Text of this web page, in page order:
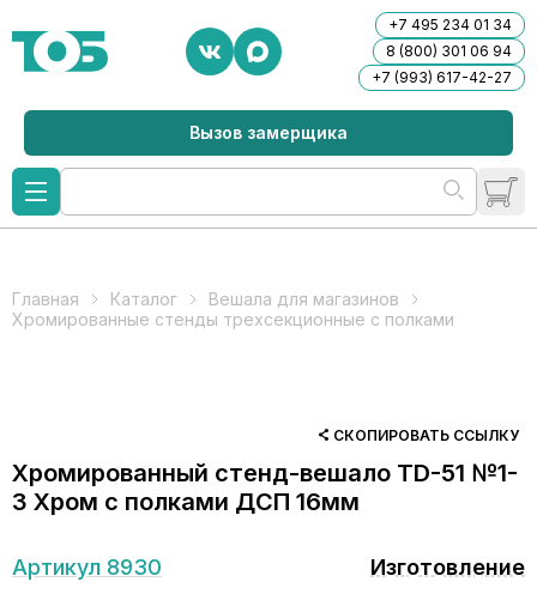
+7 495 234 01 34
8 (800) 301 06 94
+7 (993) 617-42-27
Вызов замерщика
Главная Каталог
Вешала для магазинов
Хромированные стенды трехсекционные с полками
СКОПИРОВАТЬ ССЫЛКУ
Хромированный стенд-вешало TD-51 №1-
3 Хром с полками ДСП 16мм
Артикул 8930 Изготовление